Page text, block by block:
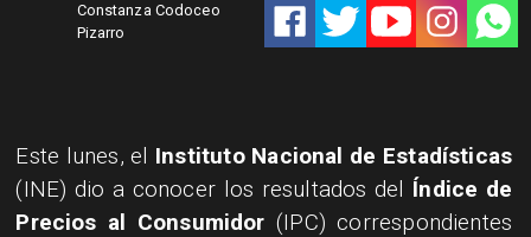
Constanza Codoceo
Pizarro
​​Este lunes, el Instituto Nacional de Estadísticas
(INE) dio a conocer los resultados del Índice de
Precios al Consumidor (IPC) correspondientes